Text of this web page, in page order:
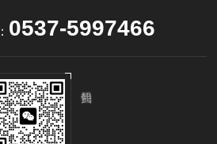
0537-5997466